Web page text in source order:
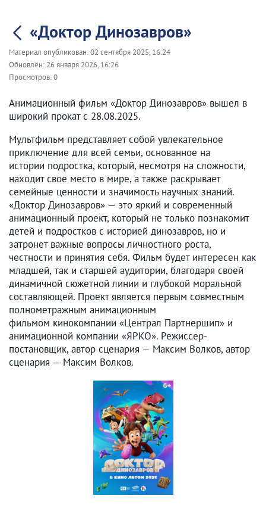
«Доктор Динозавров»
Материал опубликован:02 сентября 2025, 16:24
Обновлён: 26 января 2026, 16:26
Просмотров:0
Анимационный фильм «Доктор Динозавров» вышел в
широкий прокат с 28.08.2025.
Мультфильм представляет собой увлекательное
приключение для всей семьи, основанное на
истории подростка, который, несмотря на сложности,
находит свое место в мире, а также раскрывает
семейные ценности и значимость научных знаний.
«Доктор Динозавров» — это яркий и современный
анимационный проект, который не только познакомит
детей и подростков с историей динозавров, но и
затронет важные вопросы личностного роста,
честности и принятия себя. Фильм будет интересен как
младшей, так и старшей аудитории, благодаря своей
динамичной сюжетной линии и глубокой моральной
составляющей. Проект является первым совместным
полнометражным анимационным
фильмом кинокомпании «Централ Партнершип» и
анимационной компании «ЯРКО». Режиссер-
постановщик, автор сценария — Максим Волков, автор
сценария — Максим Волков.